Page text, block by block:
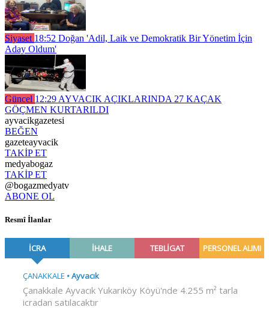
Siyaset 18:52 Doğan 'Adil, Laik ve Demokratik Bir Yönetim İçin
Aday Oldum'
Güncel 12:29 AYVACIK AÇIKLARINDA 27 KAÇAK
GÖÇMEN KURTARILDI
ayvacikgazetesi
BEĞEN
gazeteayvacik
TAKİP ET
medyabogaz
TAKİP ET
@bogazmedyatv
ABONE OL
Resmî İlanlar